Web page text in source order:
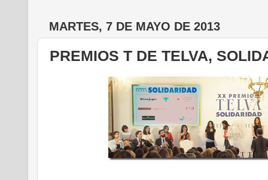
MARTES, 7 DE MAYO DE 2013
PREMIOS T DE TELVA,